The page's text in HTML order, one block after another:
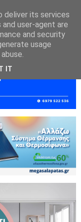
deliver its services
user-agent are
and security
usage
IT